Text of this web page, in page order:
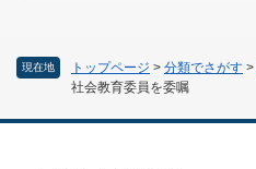
現在地 トップページ > 分類でさがす >
社会教育委員を委嘱